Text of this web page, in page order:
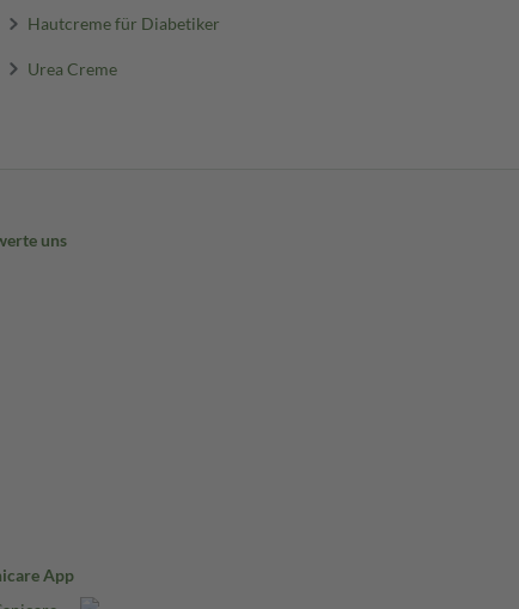
Hautcreme für Diabetiker
Urea Creme
uns
App